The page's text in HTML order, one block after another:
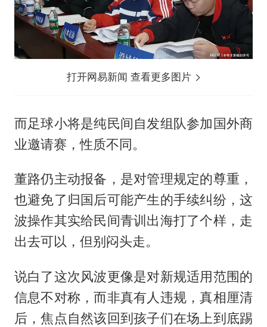
打开网易新闻 查看更多图片
而足球小将是纯民间自发组队参加国外商
业邀请赛，性质不同。
董路仍主动报备，是对管理规定的尊重，
也避免了归国后可能产生的手续纠纷，这
波操作其实给民间青训出海打了个样，走
出去可以，但别闷头走。
说白了这次风波更像是对新规适用范围的
信息不对称，而非真有人违规，真相厘清
后，焦点自然该回到孩子们在场上到底踢